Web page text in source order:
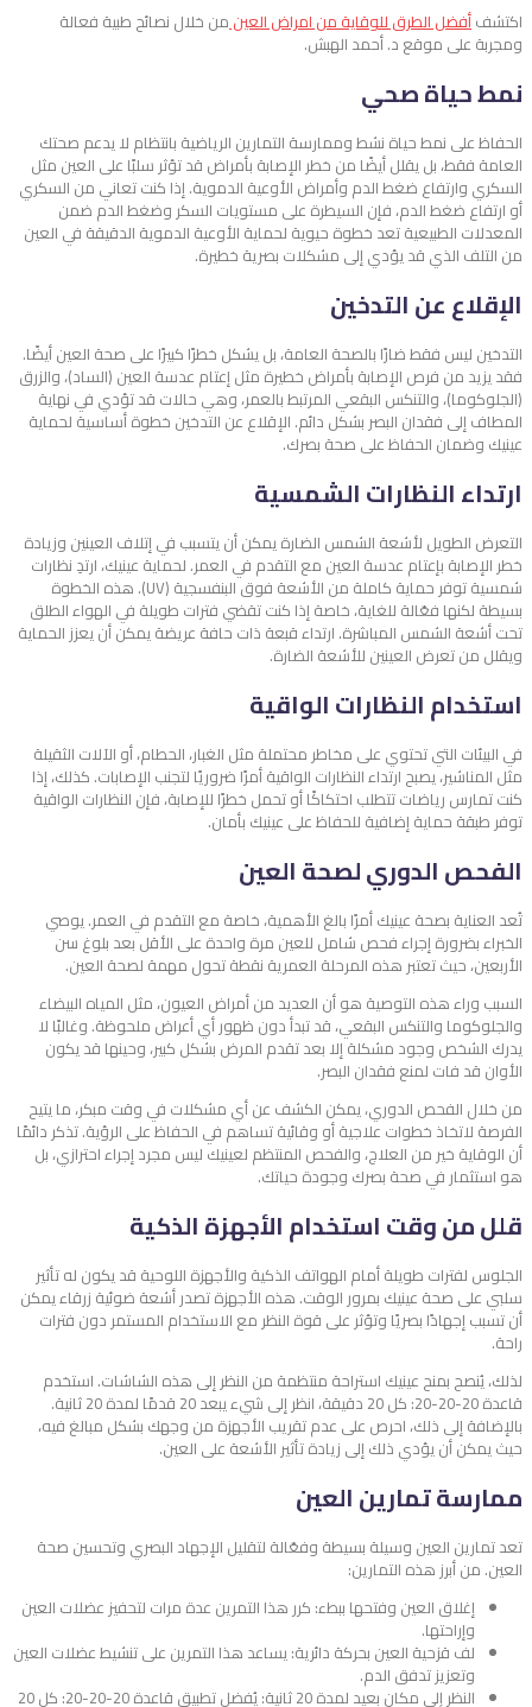
اكتشفأفضل الطرق للوقاية من امراض العينمن خلال نصائح طبية فعالة
ومجربة على موقع د. أحمد الهبش.
نمط حياة صحي
الحفاظ على نمط حياة نشط وممارسة التمارين الرياضية بانتظام لا يدعم صحتك
العامة فقط، بل يقلل أيضًا من خطر الإصابة بأمراض قد تؤثر سلبًا على العين مثل
السكري وارتفاع ضغط الدم وأمراض الأوعية الدموية. إذا كنت تعاني من السكري
أو ارتفاع ضغط الدم، فإن السيطرة على مستويات السكر وضغط الدم ضمن
المعدلات الطبيعية تعد خطوة حيوية لحماية الأوعية الدموية الدقيقة في العين
من التلف الذي قد يؤدي إلى مشكلات بصرية خطيرة.
الإقلاع عن التدخين
التدخين ليس فقط ضارًا بالصحة العامة، بل يشكل خطرًا كبيرًا على صحة العين أيضًا.
فقد يزيد من فرص الإصابة بأمراض خطيرة مثل إعتام عدسة العين (الساد)، والزرق
(الجلوكوما)، والتنكس البقعي المرتبط بالعمر، وهي حالات قد تؤدي في نهاية
المطاف إلى فقدان البصر بشكل دائم. الإقلاع عن التدخين خطوة أساسية لحماية
عينيك وضمان الحفاظ على صحة بصرك.
ارتداء النظارات الشمسية
التعرض الطويل لأشعة الشمس الضارة يمكن أن يتسبب في إتلاف العينين وزيادة
خطر الإصابة بإعتام عدسة العين مع التقدم في العمر. لحماية عينيك، ارتدِ نظارات
شمسية توفر حماية كاملة من الأشعة فوق البنفسجية (UV). هذه الخطوة
بسيطة لكنها فعّالة للغاية، خاصة إذا كنت تقضي فترات طويلة في الهواء الطلق
تحت أشعة الشمس المباشرة. ارتداء قبعة ذات حافة عريضة يمكن أن يعزز الحماية
ويقلل من تعرض العينين للأشعة الضارة.
استخدام النظارات الواقية
في البيئات التي تحتوي على مخاطر محتملة مثل الغبار، الحطام، أو الآلات الثقيلة
مثل المناشير، يصبح ارتداء النظارات الواقية أمرًا ضروريًا لتجنب الإصابات. كذلك، إذا
كنت تمارس رياضات تتطلب احتكاكًا أو تحمل خطرًا للإصابة، فإن النظارات الواقية
توفر طبقة حماية إضافية للحفاظ على عينيك بأمان.
الفحص الدوري لصحة العين
تُعد العناية بصحة عينيك أمرًا بالغ الأهمية، خاصة مع التقدم في العمر. يوصي
الخبراء بضرورة إجراء فحص شامل للعين مرة واحدة على الأقل بعد بلوغ سن
الأربعين، حيث تعتبر هذه المرحلة العمرية نقطة تحول مهمة لصحة العين.
السبب وراء هذه التوصية هو أن العديد من أمراض العيون، مثل المياه البيضاء
والجلوكوما والتنكس البقعي، قد تبدأ دون ظهور أي أعراض ملحوظة. وغالبًا لا
يدرك الشخص وجود مشكلة إلا بعد تقدم المرض بشكل كبير، وحينها قد يكون
الأوان قد فات لمنع فقدان البصر.
من خلال الفحص الدوري، يمكن الكشف عن أي مشكلات في وقت مبكر، ما يتيح
الفرصة لاتخاذ خطوات علاجية أو وقائية تساهم في الحفاظ على الرؤية. تذكر دائمًا
أن الوقاية خير من العلاج، والفحص المنتظم لعينيك ليس مجرد إجراء احترازي، بل
هو استثمار في صحة بصرك وجودة حياتك.
قلل من وقت استخدام الأجهزة الذكية
الجلوس لفترات طويلة أمام الهواتف الذكية والأجهزة اللوحية قد يكون له تأثير
سلبي على صحة عينيك بمرور الوقت. هذه الأجهزة تصدر أشعة ضوئية زرقاء يمكن
أن تسبب إجهادًا بصريًا وتؤثر على قوة النظر مع الاستخدام المستمر دون فترات
راحة.
لذلك، يُنصح بمنح عينيك استراحة منتظمة من النظر إلى هذه الشاشات. استخدم
قاعدة 20-20-20: كل 20 دقيقة، انظر إلى شيء يبعد 20 قدمًا لمدة 20 ثانية.
بالإضافة إلى ذلك، احرص على عدم تقريب الأجهزة من وجهك بشكل مبالغ فيه،
حيث يمكن أن يؤدي ذلك إلى زيادة تأثير الأشعة على العين.
ممارسة تمارين العين
تعد تمارين العين وسيلة بسيطة وفعّالة لتقليل الإجهاد البصري وتحسين صحة
العين. من أبرز هذه التمارين:
إغلاق العين وفتحها ببطء: كرر هذا التمرين عدة مرات لتحفيز عضلات العين
وإراحتها.
لف قزحية العين بحركة دائرية: يساعد هذا التمرين على تنشيط عضلات العين
وتعزيز تدفق الدم.
النظر إلى مكان بعيد لمدة 20 ثانية: يُفضل تطبيق قاعدة 20-20-20: كل 20